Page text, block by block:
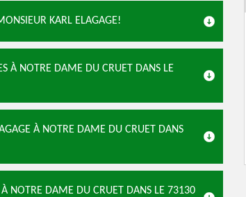
KARL ELAGAGE!
À NOTRE DAME DU CRUET DANS LE
À NOTRE DAME DU CRUET DANS
NOTRE DAME DU CRUET DANS LE 73130